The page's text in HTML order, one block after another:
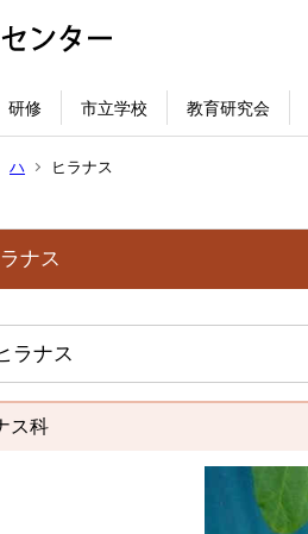
研修 市立学校 教育研究会
ハ ヒラナス
ナス
ラナス
ス科